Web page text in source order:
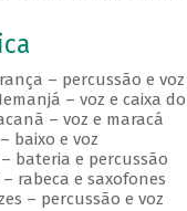
– percussão e voz
– voz e caixa
– voz e maracá
baixo e voz
– bateria e percussão
rabeca e saxofones
– percussão e voz